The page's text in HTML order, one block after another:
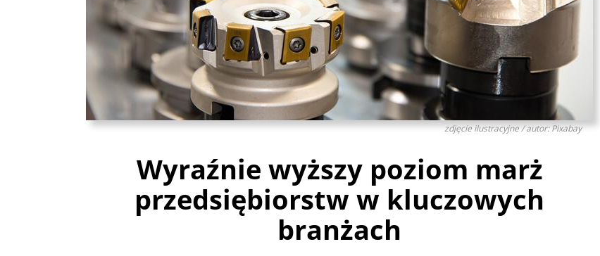
zdjęcie ilustracyjne / autor: Pixabay
Wyraźnie wyższy poziom marż
przedsiębiorstw w kluczowych
branżach